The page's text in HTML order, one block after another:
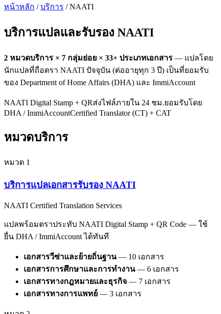
หน้าหลัก / บริการ / NAATI
บริการแปลและรับรอง NAATI
2 หมวดบริการ × 7 กลุ่มย่อย × 33+ ประเภทเอกสาร — แปลโดย
นักแปลที่ถือตรา NAATI ปัจจุบัน (ต่ออายุทุก 3 ปี) เป็นที่ยอมรับ
ของ Department of Home Affairs (DHA) และ ImmiAccount
NAATI Digital Stamp + QRส่งไฟล์ภายใน 24 ชม.ยอมรับโดย
DHA / ImmiAccountCertified Translator (CT) + CAT
หมวดบริการ
หมวด 1
บริการแปลเอกสารรับรอง NAATI
NAATI Certified Translation Services
แปลพร้อมตราประทับ NAATI Digital Stamp + QR Code — ใช้
ยื่น DHA / ImmiAccount ได้ทันที
เอกสารวีซ่าและย้ายถิ่นฐาน— 10 เอกสาร
เอกสารการศึกษาและการทำงาน— 6 เอกสาร
เอกสารทางกฎหมายและธุรกิจ — 7 เอกสาร
เอกสารทางการแพทย์ — 3 เอกสาร